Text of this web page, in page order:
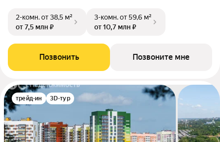
2-комн.от 38,5 м²
от 7,5 млн ₽
3-комн.от 59,6 м²
от 10,7 млн ₽
Позвонить Позвоните мне
трейд-ин 3D-тур